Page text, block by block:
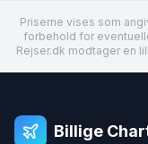
Priserne vises som
forbehold for
Rejser.dk modtager en
Billige